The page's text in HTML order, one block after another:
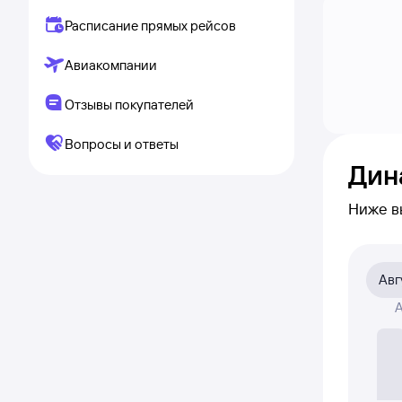
Расписание прямых рейсов
Авиакомпании
Отзывы покупателей
Вопросы и ответы
Ниже
На